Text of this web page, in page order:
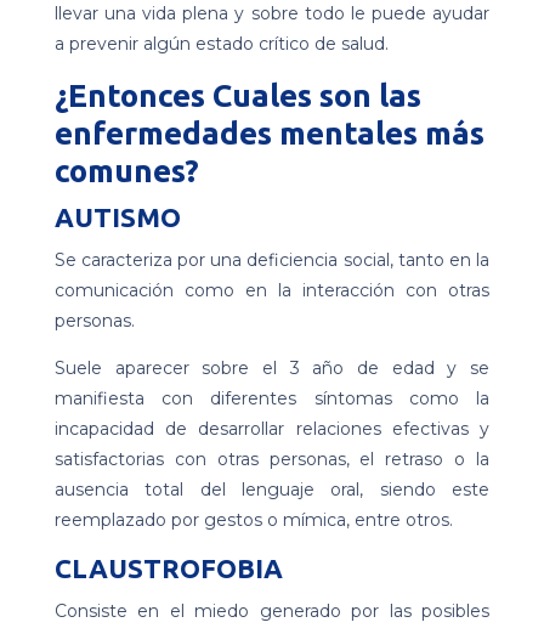
llevar una vida plena y sobre todo le puede ayudar
a prevenir algún estado crítico de salud.
¿Entonces Cuales son las
enfermedades mentales más
comunes?
AUTISMO
Se caracteriza por una deficiencia social, tanto en la
comunicación como en la interacción con otras
personas.
Suele aparecer sobre el 3 año de edad y se
manifiesta con diferentes síntomas como la
incapacidad de desarrollar relaciones efectivas y
satisfactorias con otras personas, el retraso o la
ausencia total del lenguaje oral, siendo este
reemplazado por gestos o mímica, entre otros.
CLAUSTROFOBIA
Consiste en el miedo generado por las posibles